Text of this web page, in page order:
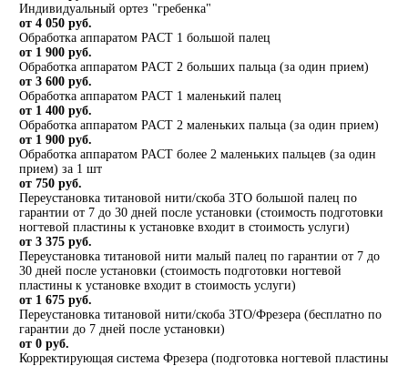
Индивидуальный ортез "гребенка"
от 4 050 руб.
Обработка аппаратом PACT 1 большой палец
от 1 900 руб.
Обработка аппаратом PACT 2 больших пальца (за один прием)
от 3 600 руб.
Обработка аппаратом PACT 1 маленький палец
от 1 400 руб.
Обработка аппаратом PACT 2 маленьких пальца (за один прием)
от 1 900 руб.
Обработка аппаратом PACT более 2 маленьких пальцев (за один
прием) за 1 шт
от 750 руб.
Переустановка титановой нити/скоба 3ТО большой палец по
гарантии от 7 до 30 дней после установки (стоимость подготовки
ногтевой пластины к установке входит в стоимость услуги)
от 3 375 руб.
Переустановка титановой нити малый палец по гарантии от 7 до
30 дней после установки (стоимость подготовки ногтевой
пластины к установке входит в стоимость услуги)
от 1 675 руб.
Переустановка титановой нити/скоба 3ТО/Фрезера (бесплатно по
гарантии до 7 дней после установки)
от 0 руб.
Корректирующая система Фрезера (подготовка ногтевой пластины